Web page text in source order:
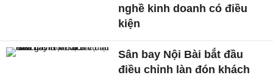
nghề kinh doanh có điều
kiện
Sân bay Nội Bài bắt đầu
điều chỉnh làn đón khách